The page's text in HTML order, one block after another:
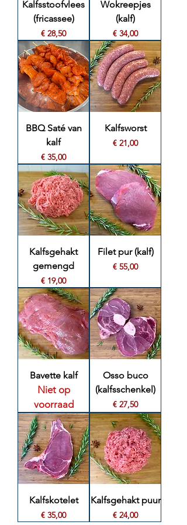
Kalfsstoofvlees
(fricassee)
Prijs
€ 28,50
Wokreepjes
(kalf)
Prijs
€ 34,00
BBQ Saté van
kalf
Prijs
€ 35,00
Kalfsworst
Prijs
€ 21,00
Kalfsgehakt
gemengd
Prijs
€ 19,00
Filet pur (kalf)
Prijs
€ 55,00
Bavette kalf
Niet op
voorraad
Osso buco
(kalfsschenkel)
Prijs
€ 27,50
Kalfskotelet
Prijs
€ 35,00
Kalfsgehakt puur
Prijs
€ 24,00